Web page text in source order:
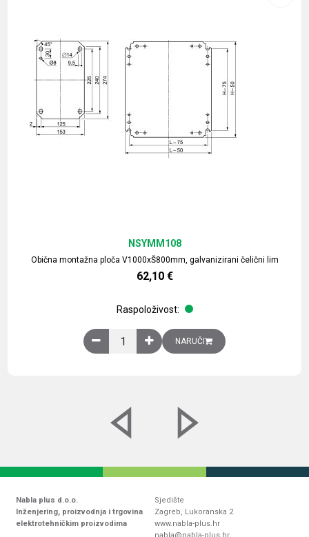
Obična montažna ploča V1000xŠ800mm, galvanizirani čelični lim
NSYMM108
62,10 €
Raspoloživost:
Obična montažna ploča V1000xŠ800mm,
NARUČI
Nabla plus d.o.o.
Inženjering, proizvodnja i trgovina
elektrotehničkim proizvodima
Sjedište
Zagreb, Lukoranska 2
www.nabla-plus.hr